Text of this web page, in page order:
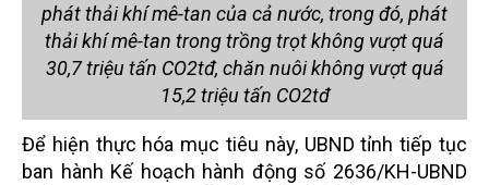
phát thải khí mê-tan của cả nước, trong đó, phát
thải khí mê-tan trong trồng trọt không vượt quá
30,7 triệu tấn CO2tđ, chăn nuôi không vượt quá
15,2 triệu tấn CO2tđ
Để hiện thực hóa mục tiêu này, UBND tỉnh tiếp tục
ban hành Kế hoạch hành động số 2636/KH-UBND